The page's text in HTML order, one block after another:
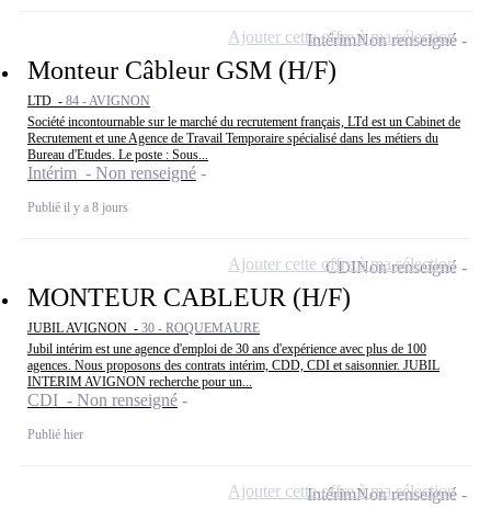
Monteur Câbleur GSM (H/F)
LTD - 84 - AVIGNON
Société incontournable sur le marché du recrutement français, LTd est un Cabinet de
Recrutement et une Agence de Travail Temporaire spécialisé dans les métiers du
Bureau d'Etudes. Le poste : Sous...
Intérim - Non renseigné
Publié il y a 8 jours
IntérimNon renseigné
Ajouter cette offre à ma sélection
MONTEUR CABLEUR (H/F)
JUBIL AVIGNON - 30 - ROQUEMAURE
Jubil intérim est une agence d'emploi de 30 ans d'expérience avec plus de 100
agences. Nous proposons des contrats intérim, CDD, CDI et saisonnier. JUBIL
INTERIM AVIGNON recherche pour un...
CDI - Non renseigné
Publié hier
CDINon renseigné
Ajouter cette offre à ma sélection
IntérimNon renseigné
Ajouter cette offre à ma sélection